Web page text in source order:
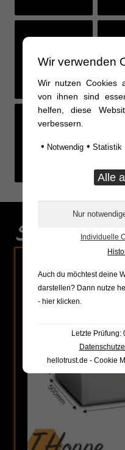
Feed not available Feed
Feed not available Feed
ANGEBOT!
Wir verwenden
Wir nutzen Cookies
von ihnen sind
helfen, diese
verbessern.
• Notwendig • Statistik
Individuelle
Auch du möchtest deine
darstellen? Dann nutze
- hier klicken
Letzte Prüfung:
hellotrust.de - Cookie